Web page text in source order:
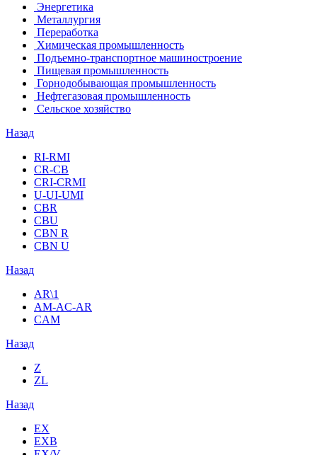
Энергетика
Металлургия
Переработка
Химическая промышленность
Подъемно-транспортное машиностроение
Пищевая промышленность
Горнодобывающая промышленность
Нефтегазовая промышленность
Сельское хозяйство
Назад
RI-RMI
CR-CB
СRI-СRMI
U-UI-UMI
CBR
CBU
CBN R
CBN U
Назад
AR\1
AM-AC-AR
CAM
Назад
Z
ZL
Назад
EX
EXB